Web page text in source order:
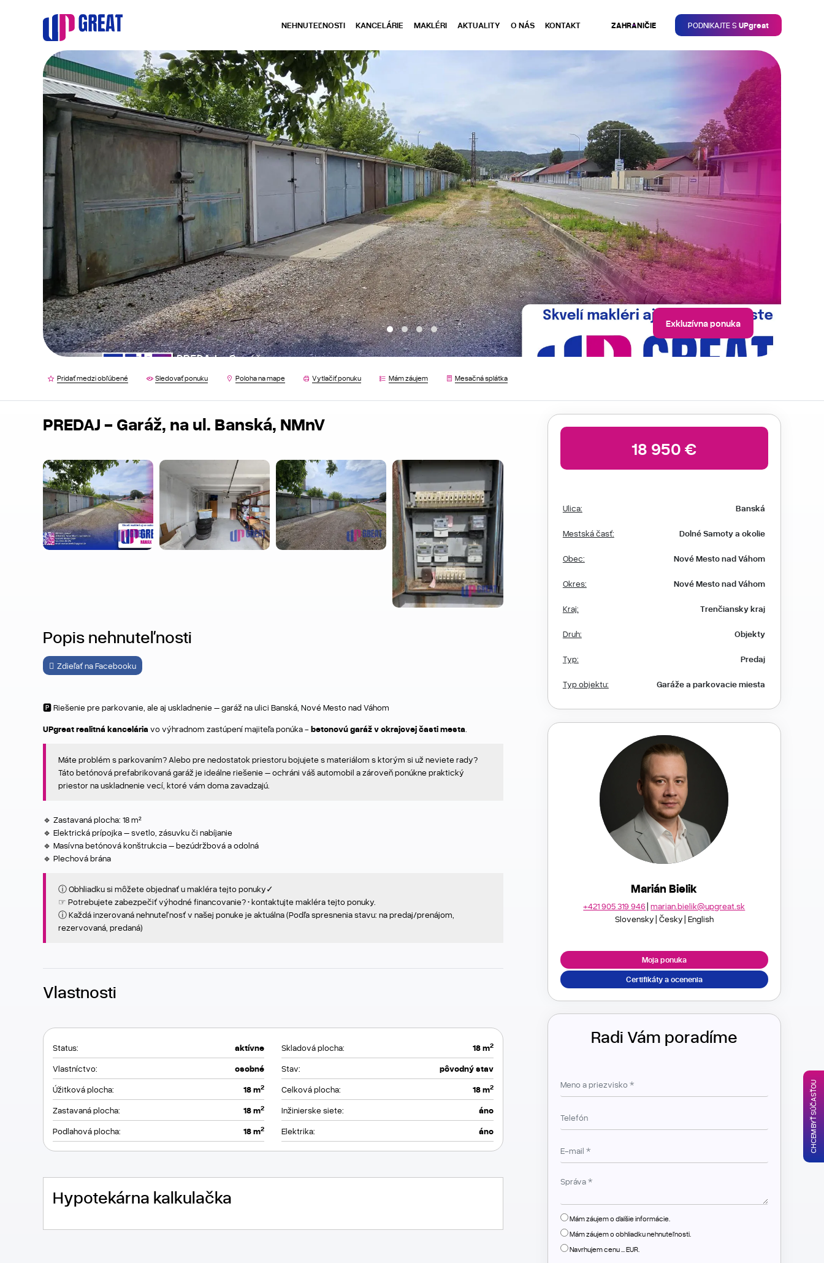
NEHNUTEĽNOSTI KANCELÁRIE MAKLÉRI AKTUALITY O NÁS KONTAKT ZAHRANIČIE PODNIKAJTE S UPgreat
Exkluzívna ponuka
Pridať medzi obľúbené Sledovať ponuku Poloha na mape Vytlačiť ponuku Mám záujem Mesačná splátka
PREDAJ - Garáž, na ul. Banská, NMnV
Popis nehnuteľnosti
Zdieľať na Facebooku
🅿️ Riešenie pre parkovanie, ale aj uskladnenie – garáž na ulici Banská, Nové Mesto nad Váhom
UPgreat realitná kancelária vo výhradnom zastúpení majiteľa ponúka -betonovú garáž v okrajovej časti mesta
Máte problém s parkovaním? Alebo pre nedostatok priestoru bojujete s materiálom s ktorým si už neviete rady?
Táto betónová prefabrikovaná garáž je ideálne riešenie – ochráni váš automobil a zároveň ponúkne praktický
priestor na uskladnenie vecí, ktoré vám doma zavadzajú.
🔹 Zastavaná plocha: 18 m²
🔹 Elektrická prípojka – svetlo, zásuvku či nabíjanie
🔹 Masívna betónová konštrukcia – bezúdržbová a odolná
🔹 Plechová brána
ⓘ Obhliadku si môžete objednať u makléra tejto ponuky✓
☞ Potrebujete zabezpečiť výhodné financovanie? • kontaktujte makléra tejto ponuky.
ⓘ Každá inzerovaná nehnuteľnosť v našej ponuke je aktuálna (Podľa spresnenia stavu: na predaj/prenájom,
rezervovaná, predaná)
Vlastnosti
Status:
aktívne
Vlastníctvo:
osobné
Úžitková plocha:
18 m2
Zastavaná plocha: 18 m2
Podlahová plocha: 18 m2
Skladová plocha: 18 m2
Stav:
pôvodný stav
Celková plocha:
18 m2
Inžinierske siete:
áno
Elektrika:
áno
Hypotekárna kalkulačka
18 950 €
Ulica: Banská
Mestská časť: Dolné Samoty a okolie
Obec: Nové Mesto nad Váhom
Okres: Nové Mesto nad Váhom
Kraj: Trenčiansky kraj
Druh: Objekty
Typ: Predaj
Typ objektu: Garáže a parkovacie miesta
Marián Bielik
+421 905 319 946 marian.bielik@upgreat.sk
Slovensky Česky English
Moja ponuka
Certifikáty a ocenenia
Radi Vám poradíme
Mám záujem o ďalšie informácie.
Mám záujem o obhliadku nehnuteľnosti.
Navrhujem cenu ... EUR.
CHCEM BYŤ SÚČASŤOU